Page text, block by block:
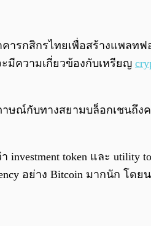
คารกสิกรไทยเพื่อสร้างแพลท
มีความเกี่ยวข้องกับเหรียญ
ษณ์กับทางสยามบล็อกเชนถึง
token และ utility
อย่าง Bitcoin มากนัก โดย